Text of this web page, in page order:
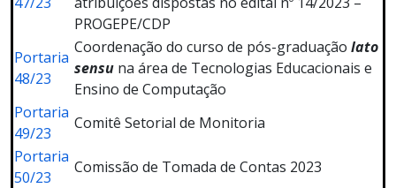
PROGEPE/CDP
Portaria
48/23
Coordenação do curso de pós-graduação lato
sensu na área de Tecnologias Educacionais e
Ensino de Computação
Portaria
49/23
Comitê Setorial de Monitoria
Portaria
50/23
Comissão de Tomada de Contas 2023